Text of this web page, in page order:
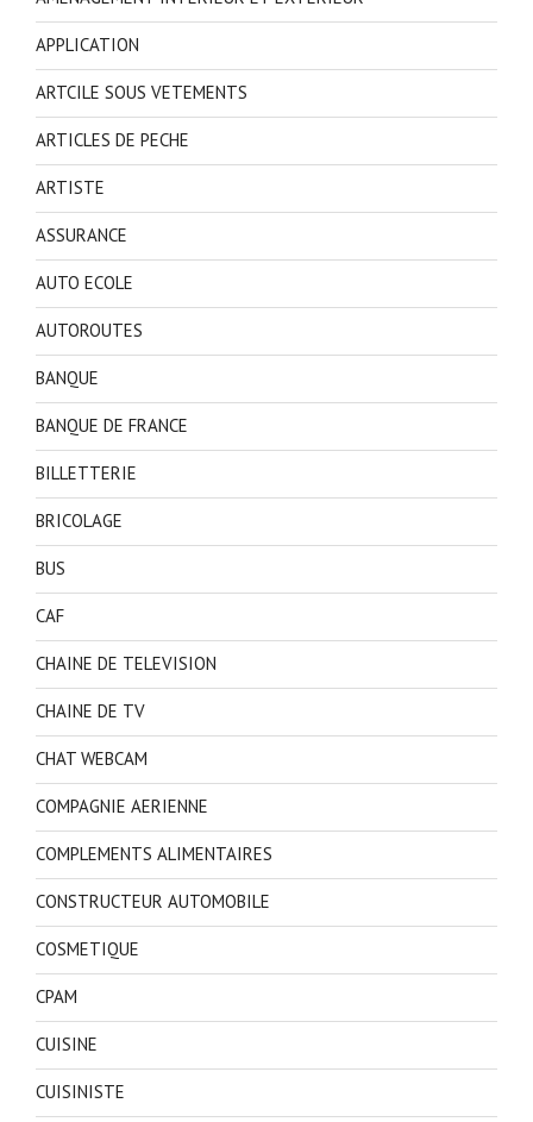
APPLICATION
ARTCILE SOUS VETEMENTS
ARTICLES DE PECHE
ARTISTE
ASSURANCE
AUTO ECOLE
AUTOROUTES
BANQUE
BANQUE DE FRANCE
BILLETTERIE
BRICOLAGE
BUS
CAF
CHAINE DE TELEVISION
CHAINE DE TV
CHAT WEBCAM
COMPAGNIE AERIENNE
COMPLEMENTS ALIMENTAIRES
CONSTRUCTEUR AUTOMOBILE
COSMETIQUE
CPAM
CUISINE
CUISINISTE